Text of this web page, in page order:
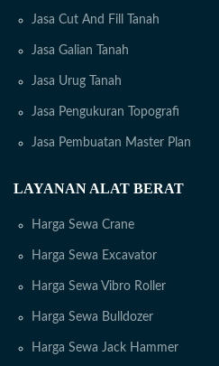
Jasa Cut And Fill Tanah
Jasa Galian Tanah
Jasa Urug Tanah
Jasa Pengukuran Topografi
Jasa Pembuatan Master Plan
LAYANAN ALAT BERAT
Harga Sewa Crane
Harga Sewa Excavator
Harga Sewa Vibro Roller
Harga Sewa Bulldozer
Harga Sewa Jack Hammer